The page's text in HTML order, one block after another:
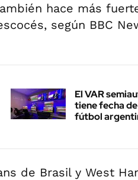
hace más
según BBC
El VAR
tiene fecha
fútbol
de Brasil y West